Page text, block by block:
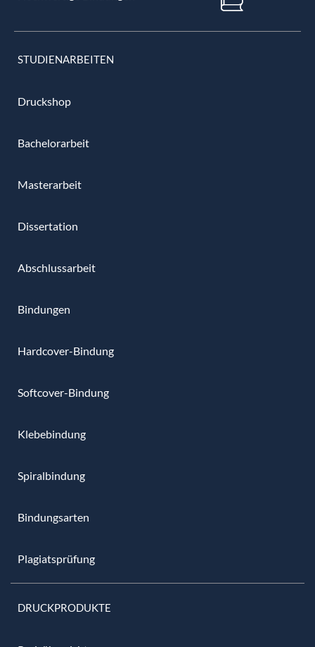
STUDIENARBEITEN
Druckshop
Bachelorarbeit
Masterarbeit
Dissertation
Abschlussarbeit
Bindungen
Hardcover-Bindung
Softcover-Bindung
Klebebindung
Spiralbindung
Bindungsarten
Plagiatsprüfung
DRUCKPRODUKTE